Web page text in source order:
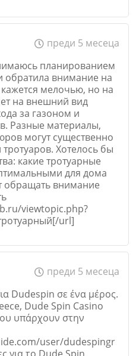
Откажи
преди 5 месеца
планированием
обратила внимание на
мелочью, но на
на внешний вид
за газоном и
Разные материалы,
могут существенно
Хотелось бы
какие тротуарные
для дома
обращать внимание
viewtopic.php?
url]
преди 5 месеца
Dudespin σε ένα μέρος.
Dude Spin Casino
υπάρχουν στην
user/dudespingr